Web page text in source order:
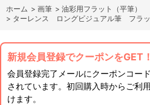
ホーム > 画筆 > 油彩用フラット（平筆）
> ターレンス ロングビジュアル筆 フラッ
新規会員登録でクーポンをGET！
会員登録完了メールにクーポンコー
されています。初回購入時からご利
けます。